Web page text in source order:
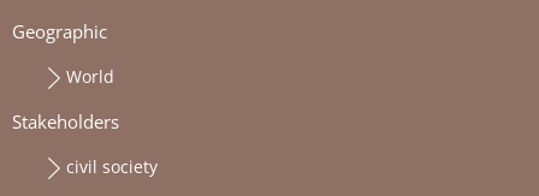
Geographic
World
Stakeholders
civil society